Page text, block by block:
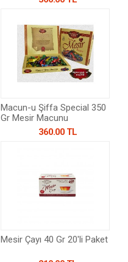
Macun-u Şiffa Special 350
Gr Mesir Macunu
360.00 TL
Mesir Çayı 40 Gr 20'li Paket